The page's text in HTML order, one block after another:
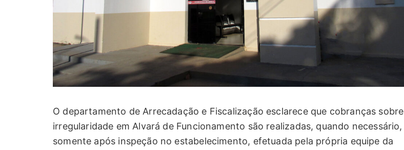
O departamento de Arrecadação e Fiscalização esclarece que cobranças sobre
irregularidade em Alvará de Funcionamento são realizadas, quando necessário,
somente após inspeção no estabelecimento, efetuada pela própria equipe da